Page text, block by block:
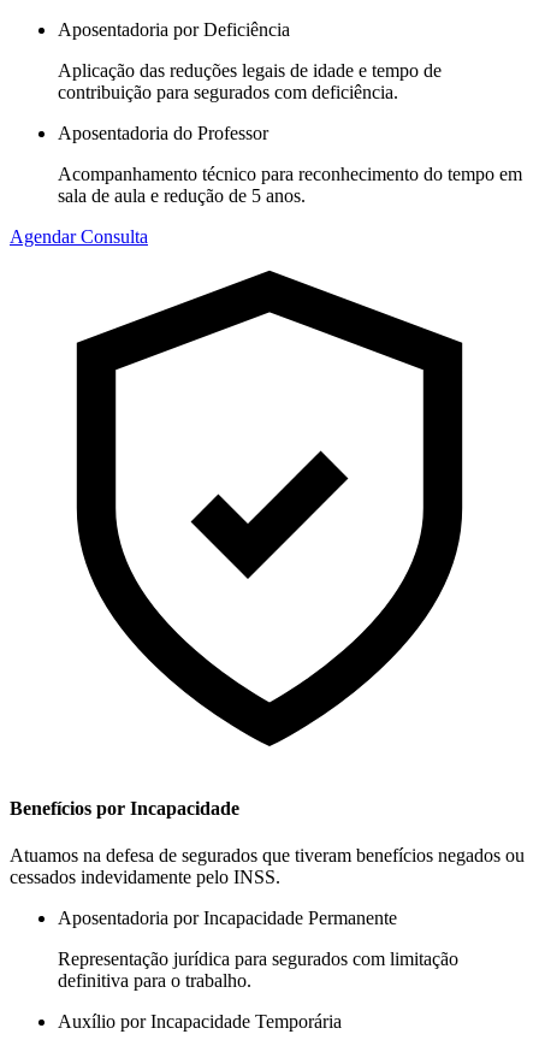
Aposentadoria por Deficiência
Aplicação das reduções legais de idade e tempo de
contribuição para segurados com deficiência.
Aposentadoria do Professor
Acompanhamento técnico para reconhecimento do tempo em
sala de aula e redução de 5 anos.
Agendar Consulta
Benefícios por Incapacidade
Atuamos na defesa de segurados que tiveram benefícios negados ou
cessados indevidamente pelo INSS.
Aposentadoria por Incapacidade Permanente
Representação jurídica para segurados com limitação
definitiva para o trabalho.
Auxílio por Incapacidade Temporária